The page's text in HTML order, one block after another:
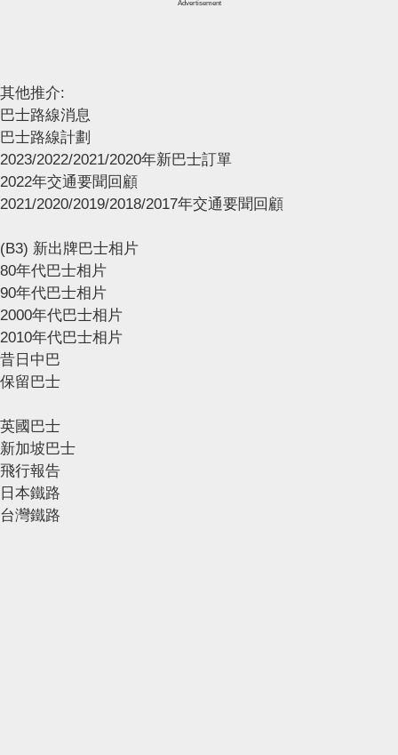
Advertisement
其他推介:
巴士路線消息
巴士路線計劃
2023/2022/2021/2020年新巴士訂單
2022年交通要聞回顧
2021/2020/2019/2018/2017年交通要聞回顧
(B3) 新出牌巴士相片
80年代巴士相片
90年代巴士相片
2000年代巴士相片
2010年代巴士相片
昔日中巴
保留巴士
英國巴士
新加坡巴士
飛行報告
日本鐵路
台灣鐵路